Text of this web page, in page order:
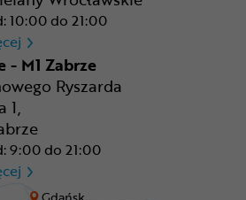
10:00 do 21:00
CR Wrocław - CH Aleja
- M1 Zabrze
Ryszarda
1,
9:00 do 21:00
CR Zabrze - M1 Zabrze